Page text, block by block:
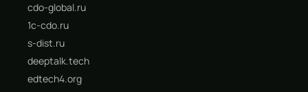
cdo-global.ru
1c-cdo.ru
s-dist.ru
deeptalk.tech
edtech4.org